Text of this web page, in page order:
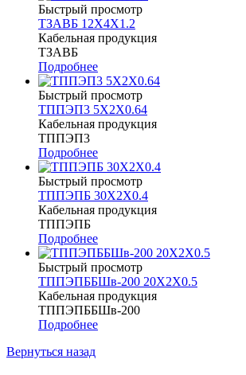
Быстрый просмотр
ТЗАВБ 12Х4Х1.2
Кабельная продукция
ТЗАВБ
Подробнее
Быстрый просмотр
ТППЭП3 5Х2Х0.64
Кабельная продукция
ТППЭП3
Подробнее
Быстрый просмотр
ТППЭПБ 30Х2Х0.4
Кабельная продукция
ТППЭПБ
Подробнее
Быстрый просмотр
ТППЭПББШв-200 20Х2Х0.5
Кабельная продукция
ТППЭПББШв-200
Подробнее
Вернуться назад